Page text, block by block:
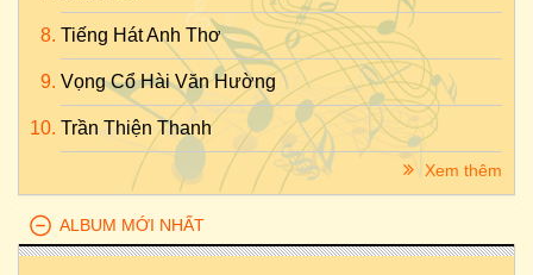
Tiếng Hát Anh Thơ
Vọng Cổ Hài Văn Hường
Trần Thiện Thanh
Xem thêm
ALBUM MỚI NHẤT